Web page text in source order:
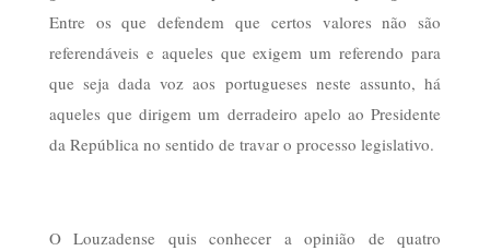
Entre os que defendem que certos valores não são
referendáveis e aqueles que exigem um referendo para
que seja dada voz aos portugueses neste assunto, há
aqueles que dirigem um derradeiro apelo ao Presidente
da República no sentido de travar o processo legislativo.
O Louzadense quis conhecer a opinião de quatro